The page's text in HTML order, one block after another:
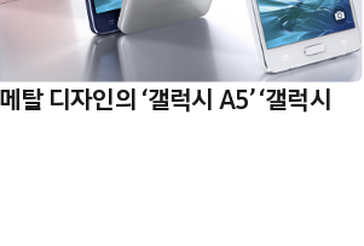
탈 디자인의 ‘갤럭시 A5’ ‘갤럭시